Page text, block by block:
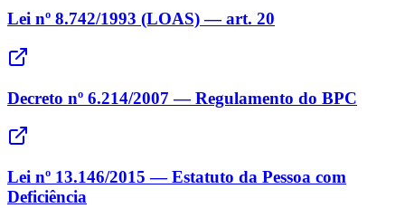
Lei nº 8.742/1993 (LOAS) — art. 20
Decreto nº 6.214/2007 — Regulamento do BPC
Lei nº 13.146/2015 — Estatuto da Pessoa com
Deficiência